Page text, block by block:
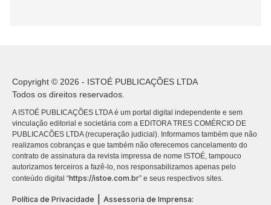
Copyright © 2026 - ISTOÉ PUBLICAÇÕES LTDA
Todos os direitos reservados.
A ISTOÉ PUBLICAÇÕES LTDA é um portal digital independente e sem
vinculação editorial e societária com a EDITORA TRES COMÉRCIO DE
PUBLICACÕES LTDA (recuperação judicial). Informamos também que não
realizamos cobranças e que também não oferecemos cancelamento do
contrato de assinatura da revista impressa de nome ISTOÉ, tampouco
autorizamos terceiros a fazê-lo, nos responsabilizamos apenas pelo
conteúdo digital “https://istoe.com.br” e seus respectivos sites.
Política de Privacidade Assessoria de Imprensa: